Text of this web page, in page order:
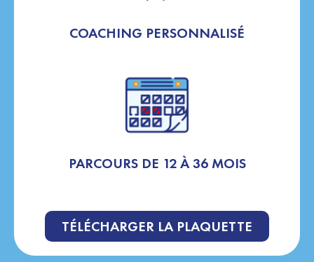
COACHING PERSONNALISÉ
PARCOURS DE 12 À 36 MOIS
TÉLÉCHARGER LA PLAQUETTE